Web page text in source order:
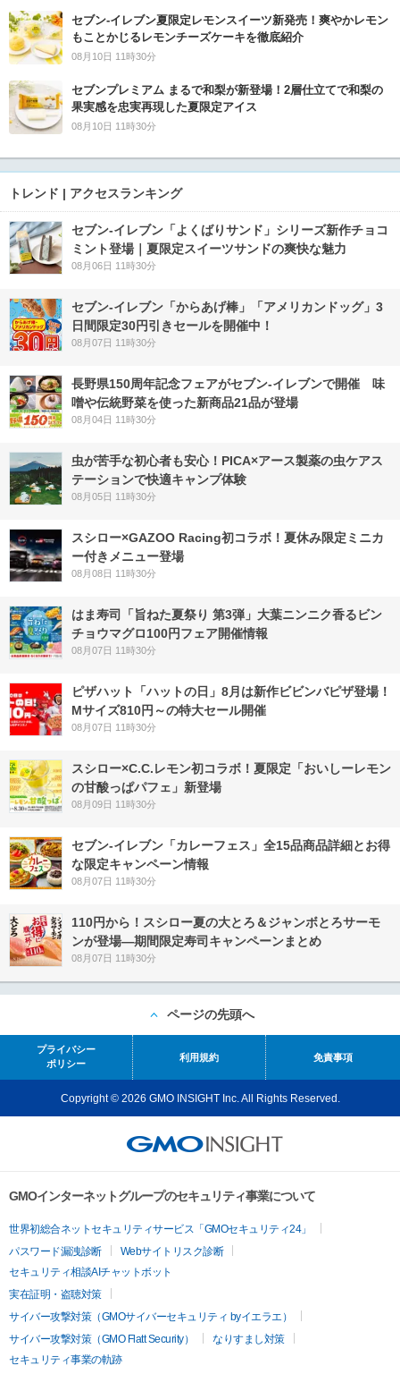
セブン‐イレブン夏限定レモンスイーツ新発売！爽やかレモン
もことかじるレモンチーズケーキを徹底紹介
08月10日 11時30分
セブンプレミアム まるで和梨が新登場！2層仕立てで和梨の
果実感を忠実再現した夏限定アイス
08月10日 11時30分
トレンド | アクセスランキング
セブン‐イレブン「よくばりサンド」シリーズ新作チョコ
ミント登場｜夏限定スイーツサンドの爽快な魅力
08月06日 11時30分
セブン‐イレブン「からあげ棒」「アメリカンドッグ」3
日間限定30円引きセールを開催中！
08月07日 11時30分
長野県150周年記念フェアがセブン-イレブンで開催 味
噌や伝統野菜を使った新商品21品が登場
08月04日 11時30分
虫が苦手な初心者も安心！PICA×アース製薬の虫ケアス
テーションで快適キャンプ体験
08月05日 11時30分
スシロー×GAZOO Racing初コラボ！夏休み限定ミニカ
ー付きメニュー登場
08月08日 11時30分
はま寿司「旨ねた夏祭り 第3弾」大葉ニンニク香るビン
チョウマグロ100円フェア開催情報
08月07日 11時30分
ピザハット「ハットの日」8月は新作ビビンバピザ登場！
Mサイズ810円～の特大セール開催
08月07日 11時30分
スシロー×C.C.レモン初コラボ！夏限定「おいしーレモン
の甘酸っぱパフェ」新登場
08月09日 11時30分
セブン‐イレブン「カレーフェス」全15品商品詳細とお得
な限定キャンペーン情報
08月07日 11時30分
110円から！スシロー夏の大とろ＆ジャンボとろサーモ
ンが登場―期間限定寿司キャンペーンまとめ
08月07日 11時30分
ページの先頭へ
プライバシー
ポリシー
利用規約 免責事項
Copyright © 2026 GMO INSIGHT Inc. All Rights Reserved.
GMOインターネットグループのセキュリティ事業について
世界初総合ネットセキュリティサービス「GMOセキュリティ24」
パスワード漏洩診断
Webサイトリスク診断
セキュリティ相談AIチャットボット
実在証明・盗聴対策
サイバー攻撃対策（GMOサイバーセキュリティ byイエラエ）
サイバー攻撃対策（GMO Flatt Security）
なりすまし対策
セキュリティ事業の軌跡